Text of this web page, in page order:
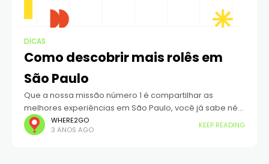
DICAS
Como descobrir mais rolês em
São Paulo
Que a nossa missão número 1 é compartilhar as
melhores experiências em São Paulo, você já sabe né?
Dessa vez decidimos ir além e inauguramos uma
comunidade exclusiva para aqueles
WHERE2GO
3 ANOS AGO
KEEP READING